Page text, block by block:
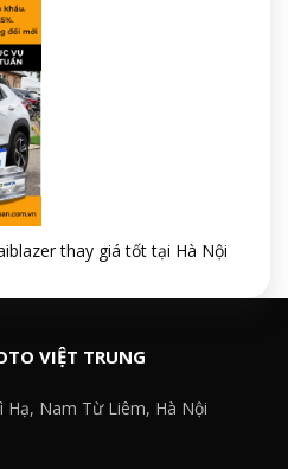
thay giá tốt tại Hà Nội
VIỆT TRUNG
Hạ, Nam Từ Liêm, Hà Nội